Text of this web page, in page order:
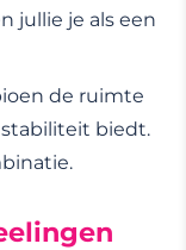
jullie je als een
de ruimte
biedt.